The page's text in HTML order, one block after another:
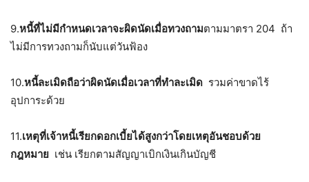
9.หนี้ที่ไม่มีกำหนดเวลาจะผิดนัดเมื่อทวงถามตามมาตรา 204 ถ้า
ไม่มีการทวงถามก็นับแต่วันฟ้อง
10.หนี้ละเมิดถือว่าผิดนัดเมื่อเวลาที่ทำละเมิด รวมค่าขาดไร้
อุปการะด้วย
11.เหตุที่เจ้าหนี้เรียกดอกเบี้ยได้สูงกว่าโดยเหตุอันชอบด้วย
กฎหมาย เช่น เรียกตามสัญญาเบิกเงินเกินบัญชี